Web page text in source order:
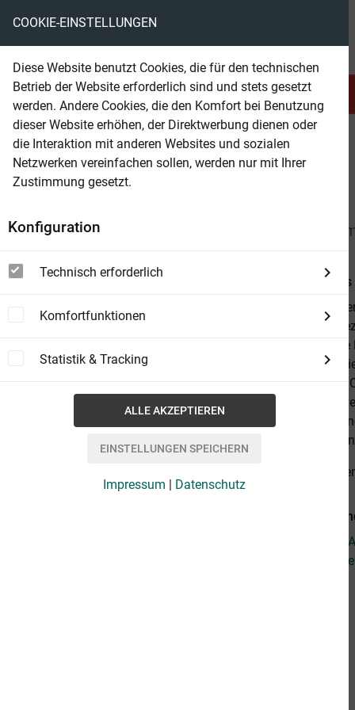
Serien & Abo Belletristik
beam Belletristik Science Fiction Space Opera
Beam Shop
Kantaki
Die komplette Saga Band 2 | Science Fiction
Ein
gesinnte
und nach
überleben.
»Eine
Streitkräfte
dem
alles
Fragen zum
Weitere
COOKIE-EINSTELLUNGEN
Diese Website benutzt Cookies, die für den technischen
Betrieb der Website erforderlich sind und stets gesetzt
werden. Andere Cookies, die den Komfort bei Benutzung
dieser Website erhöhen, der Direktwerbung dienen oder
die Interaktion mit anderen Websites und sozialen
Netzwerken vereinfachen sollen, werden nur mit Ihrer
Zustimmung gesetzt.
Konfiguration
Technisch erforderlich
Komfortfunktionen
Statistik & Tracking
Impressum | Datenschutz